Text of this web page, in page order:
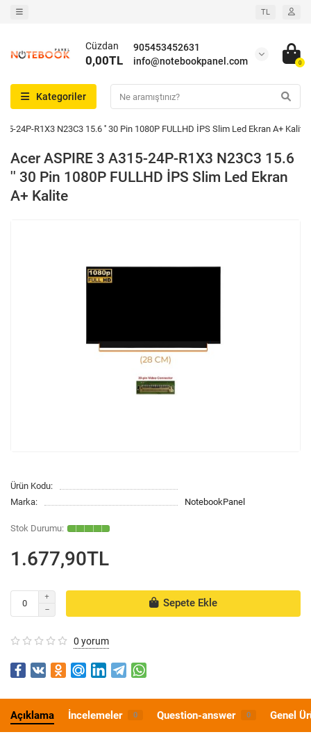
TL
905453452631
info@notebookpanel.com
Cüzdan
0,00TL 0
Kategoriler
24P-R1X3 N23C3 15.6 '' 30 Pin 1080P FULLHD İPS Slim Led Ekran A+ Kalite
Acer ASPIRE 3 A315-24P-R1X3 N23C3 15.6
'' 30 Pin 1080P FULLHD İPS Slim Led Ekran
A+ Kalite
Ürün Kodu:
Marka:
NotebookPanel
1.677,90TL
Sepete Ekle
0 yorum
Açıklama İncelemeler 0 Question-answer 0 Genel